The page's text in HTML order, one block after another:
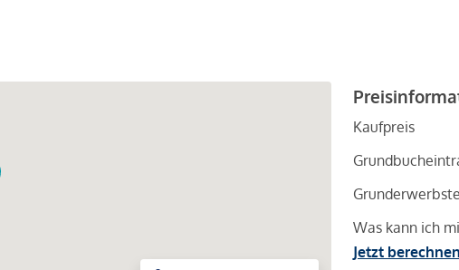
Kaufpreis
Was kann ich
Jetzt berechnen